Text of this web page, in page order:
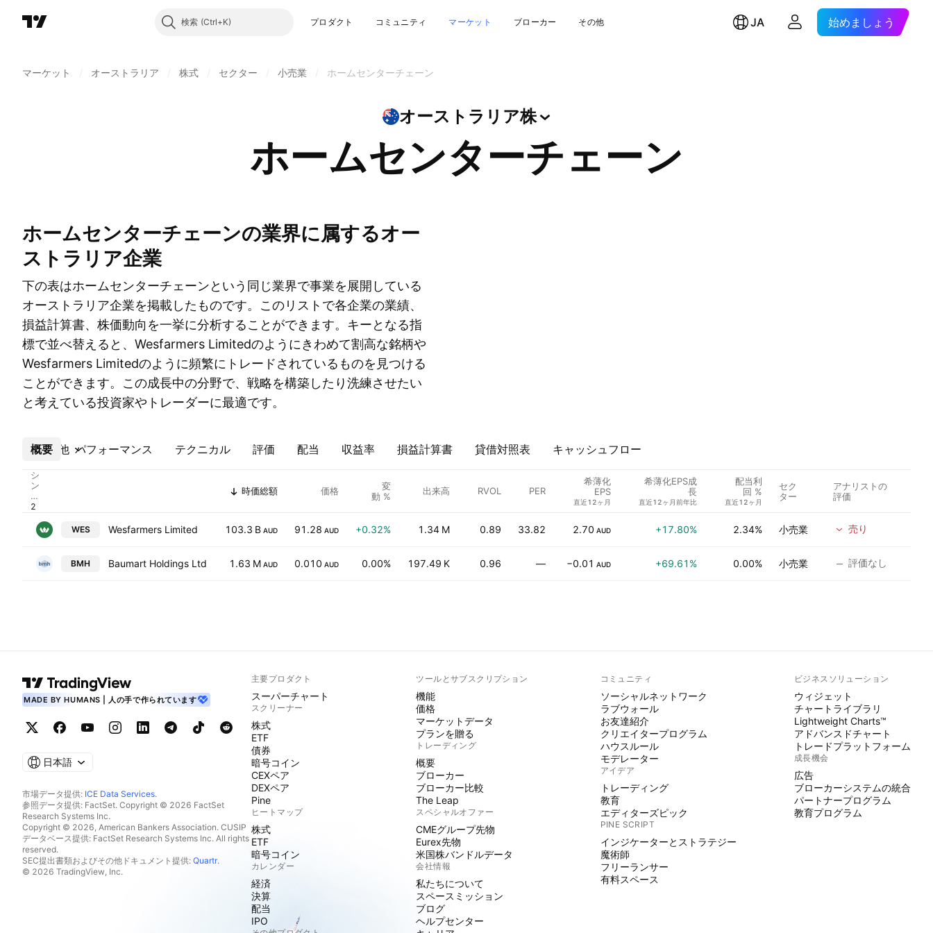
検索 プロダクト コミュニティ マーケット ブローカー その他 JA 始めましょう
マーケット オーストラリア 株式 セクター 小売業 ホームセンターチェーン
オーストラリア株
ホームセンターチェーン
ホームセンターチェーンの業界に属するオー
ストラリア企業
下の表はホームセンターチェーンという同じ業界で事業を展開している
オーストラリア企業を掲載したものです。このリストで各企業の業績、
損益計算書、株価動向を一挙に分析することができます。キーとなる指
標で並べ替えると、Wesfarmers Limitedのようにきわめて割高な銘柄や
Wesfarmers Limitedのように頻繁にトレードされているものを見つける
ことができます。この成長中の分野で、戦略を構築したり洗練させたい
と考えている投資家やトレーダーに最適です。
概要 パフォーマンス テクニカル 評価 配当 収益率 損益計算書 貸借対照表 キャッシュフロー
その他
シ
ン
ボ
ル
時価総額 価格
変
動 %
出来高 RVOL PER
希薄化
EPS
直近12ヶ月
希薄化EPS成
長
直近12ヶ月前年比
配当利
回 %
直近12ヶ月
セク
ター
アナリストの
評価
WES Wesfarmers Limited 103.3 B AUD 91.28 AUD +0.32% 1.34 M 0.89 33.82 2.70 AUD +17.80% 2.34% 小売業 売り
BMH Baumart Holdings Ltd 1.63 M AUD 0.010 AUD 0.00% 197.49 K 0.96 — −0.01 AUD +69.61% 0.00% 小売業 評価なし
MADE BY HUMANS | 人の手で作られています
日本語
市場データ提供: ICE Data Services.
参照データ提供: FactSet. Copyright © 2026 FactSet
Research Systems Inc.
Copyright © 2026, American Bankers Association. CUSIP
データベース提供: FactSet Research Systems Inc. All rights
reserved.
SEC提出書類およびその他ドキュメント提供: Quartr.
© 2026 TradingView, Inc.
主要プロダクト
スーパーチャート
スクリーナー
株式
ETF
債券
暗号コイン
CEXペア
DEXペア
Pine
ヒートマップ
株式
ETF
暗号コイン
カレンダー
経済
決算
配当
IPO
ツールとサブスクリプション
機能
価格
マーケットデータ
プランを贈る
トレーディング
概要
ブローカー
ブローカー比較
The Leap
スペシャルオファー
CMEグループ先物
Eurex先物
米国株バンドルデータ
会社情報
私たちについて
スペースミッション
ブログ
ヘルプセンター
コミュニティ
ソーシャルネットワーク
ラブウォール
お友達紹介
クリエイタープログラム
ハウスルール
モデレーター
アイデア
トレーディング
教育
エディターズピック
PINE SCRIPT
インジケーターとストラテジー
魔術師
フリーランサー
有料スペース
ビジネスソリューション
ウィジェット
チャートライブラリ
Lightweight Charts™
アドバンスドチャート
トレードプラットフォーム
成長機会
広告
ブローカーシステムの統合
パートナープログラム
教育プログラム